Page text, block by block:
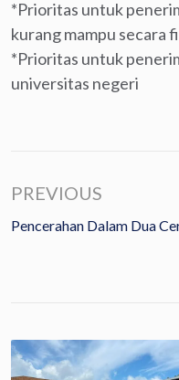
*Prioritas untuk
kurang mampu secara
*Prioritas untuk
universitas negeri
PREVIOUS
Pencerahan Dalam Dua